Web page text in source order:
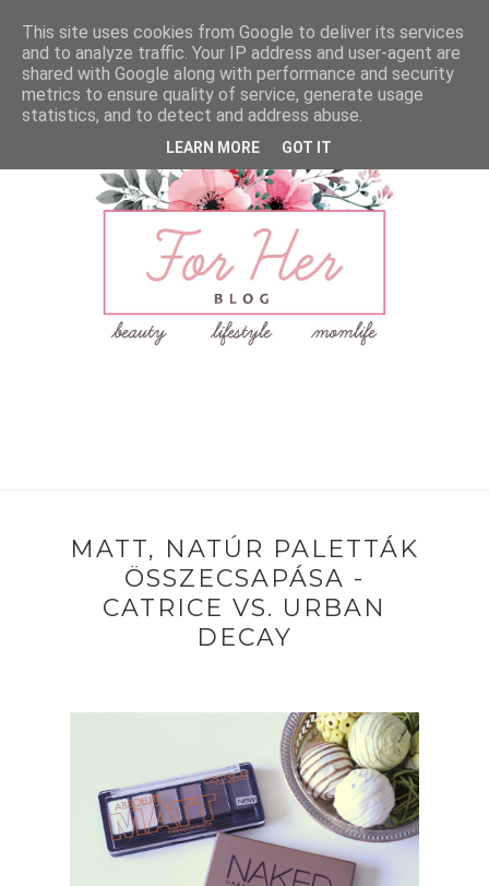
MATT, NATÚR PALETTÁK
ÖSSZECSAPÁSA -
CATRICE VS. URBAN
DECAY
This site uses cookies from Google to deliver its services
and to analyze traffic. Your IP address and user-agent are
shared with Google along with performance and security
metrics to ensure quality of service, generate usage
statistics, and to detect and address abuse.
LEARN MORE GOT IT